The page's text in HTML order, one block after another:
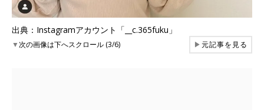
出典：Instagramアカウント「__c.365fuku」
▼次の画像は下へスクロール (3/6) ▶元記事を見る